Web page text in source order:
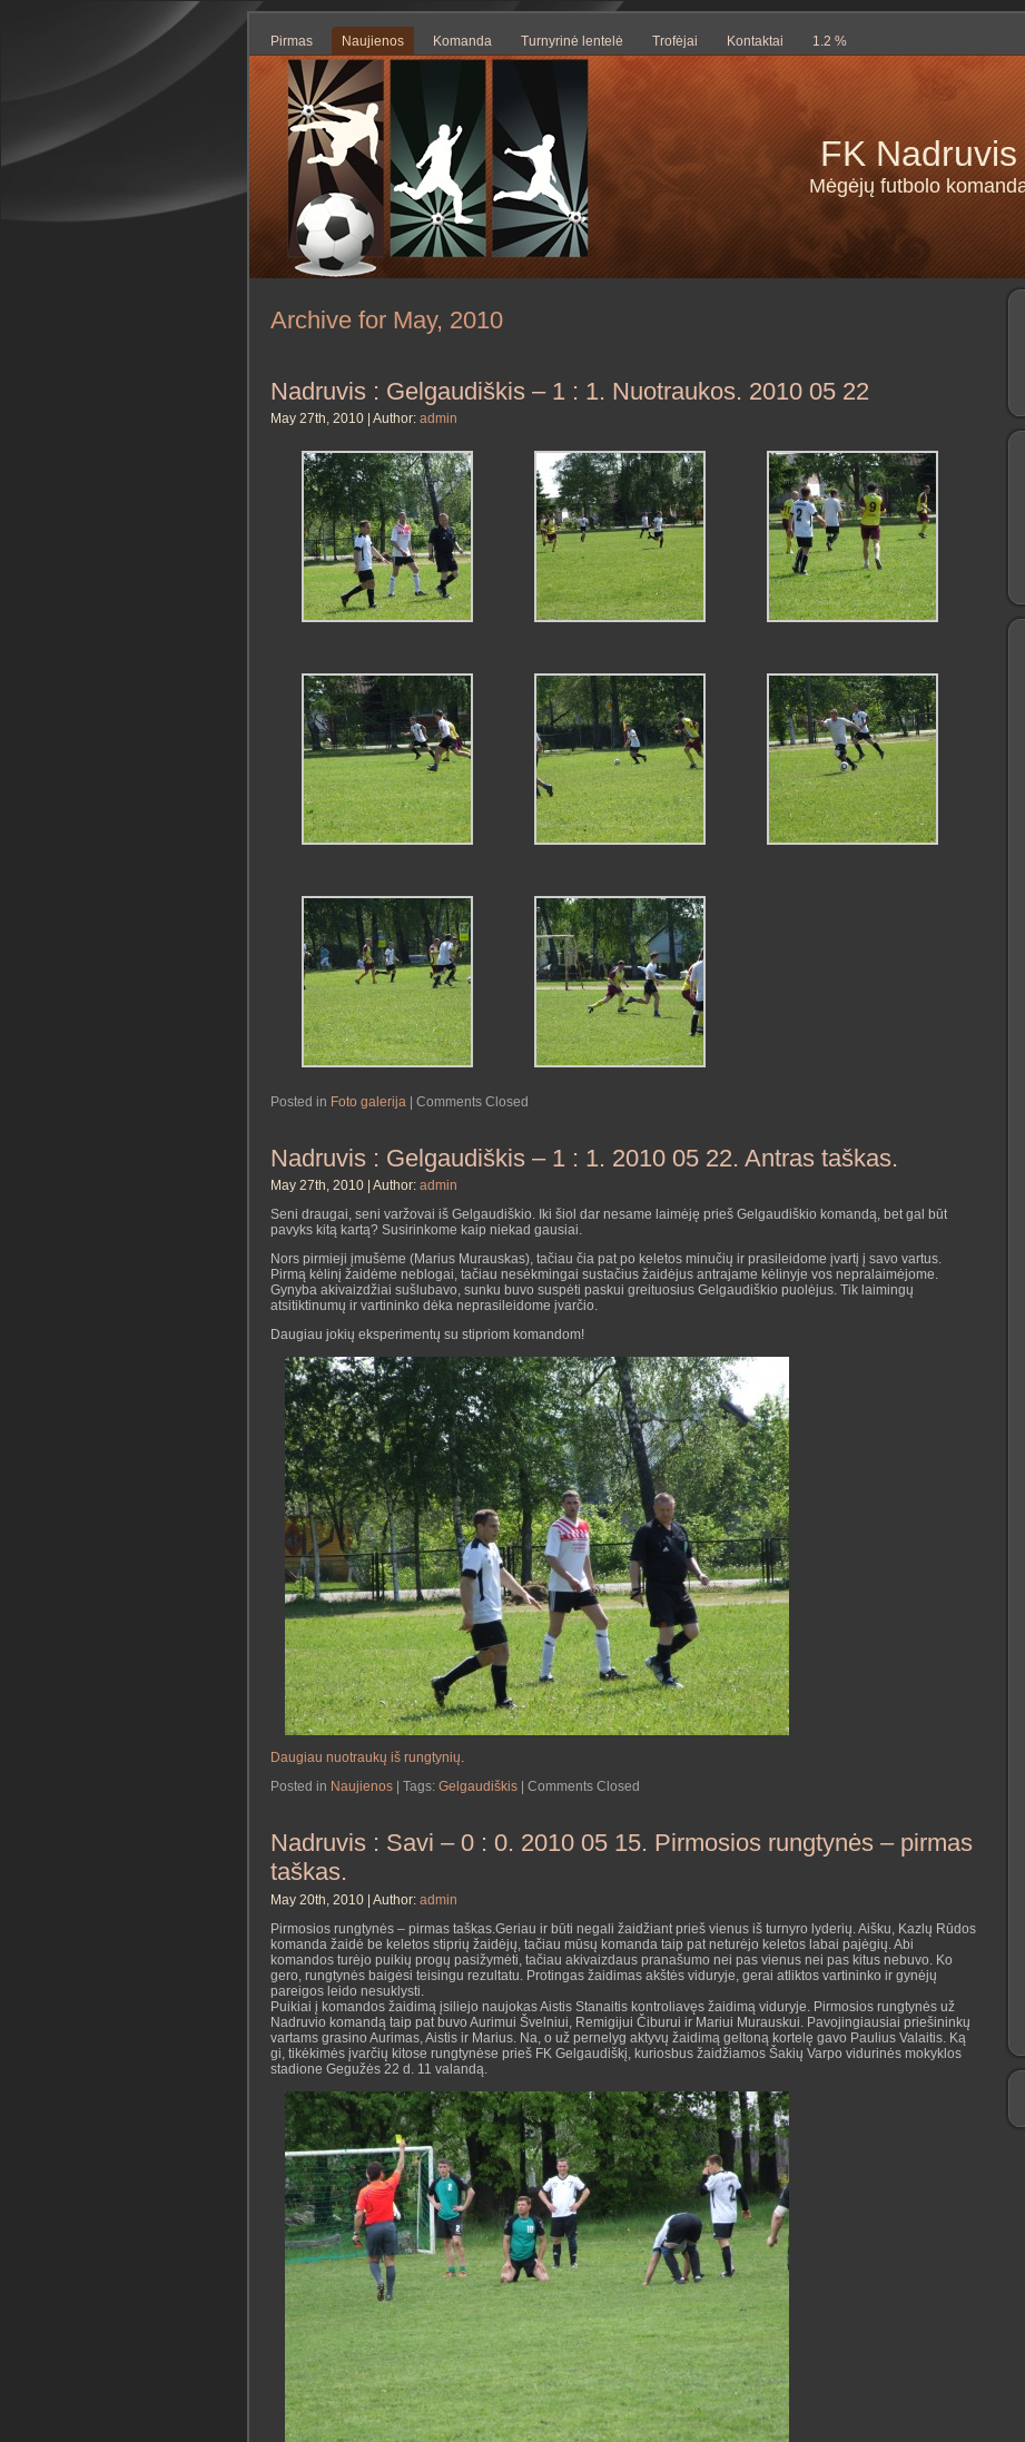
Pirmas Naujienos Komanda Turnyrinė lentelė Trofėjai Kontaktai 1.2 %
FK Nadruvis
Mėgėjų futbolo
Archive for May, 2010
Nadruvis : Gelgaudiškis – 1 : 1. Nuotraukos. 2010 05 22
May 27th, 2010 | Author: admin
Posted in Foto galerija | Comments Closed
Nadruvis : Gelgaudiškis – 1 : 1. 2010 05 22. Antras taškas.
May 27th, 2010 | Author: admin
Seni draugai, seni varžovai iš Gelgaudiškio. Iki šiol dar nesame laimėję prieš Gelgaudiškio komandą, bet gal būt
pavyks kitą kartą? Susirinkome kaip niekad gausiai.
Nors pirmieji įmušėme (Marius Murauskas), tačiau čia pat po keletos minučių ir prasileidome įvartį į savo vartus.
Pirmą kėlinį žaidėme neblogai, tačiau nesėkmingai sustačius žaidėjus antrajame kėlinyje vos nepralaimėjome.
Gynyba akivaizdžiai sušlubavo, sunku buvo suspėti paskui greituosius Gelgaudiškio puolėjus. Tik laimingų
atsitiktinumų ir vartininko dėka neprasileidome įvarčio.
Daugiau jokių eksperimentų su stipriom komandom!
Daugiau nuotraukų iš rungtynių.
Posted in Naujienos | Tags: Gelgaudiškis Comments Closed
Nadruvis : Savi – 0 : 0. 2010 05 15. Pirmosios rungtynės – pirmas
taškas.
May 20th, 2010 | Author: admin
Pirmosios rungtynės – pirmas taškas.Geriau ir būti negali žaidžiant prieš vienus iš turnyro lyderių. Aišku, Kazlų Rūdos
komanda žaidė be keletos stiprių žaidėjų, tačiau mūsų komanda taip pat neturėjo keletos labai pajėgių. Abi
komandos turėjo puikių progų pasižymėti, tačiau akivaizdaus pranašumo nei pas vienus nei pas kitus nebuvo. Ko
gero, rungtynės baigėsi teisingu rezultatu. Protingas žaidimas akštės viduryje, gerai atliktos vartininko ir gynėjų
pareigos leido nesuklysti.
Puikiai į komandos žaidimą įsiliejo naujokas Aistis Stanaitis kontroliavęs žaidimą viduryje. Pirmosios rungtynės už
Nadruvio komandą taip pat buvo Aurimui Švelniui, Remigijui Čiburui ir Mariui Murauskui. Pavojingiausiai priešininkų
vartams grasino Aurimas, Aistis ir Marius. Na, o už pernelyg aktyvų žaidimą geltoną kortelę gavo Paulius Valaitis. Ką
gi, tikėkimės įvarčių kitose rungtynėse prieš FK Gelgaudiškį, kuriosbus žaidžiamos Šakių Varpo vidurinės mokyklos
stadione Gegužės 22 d. 11 valandą.